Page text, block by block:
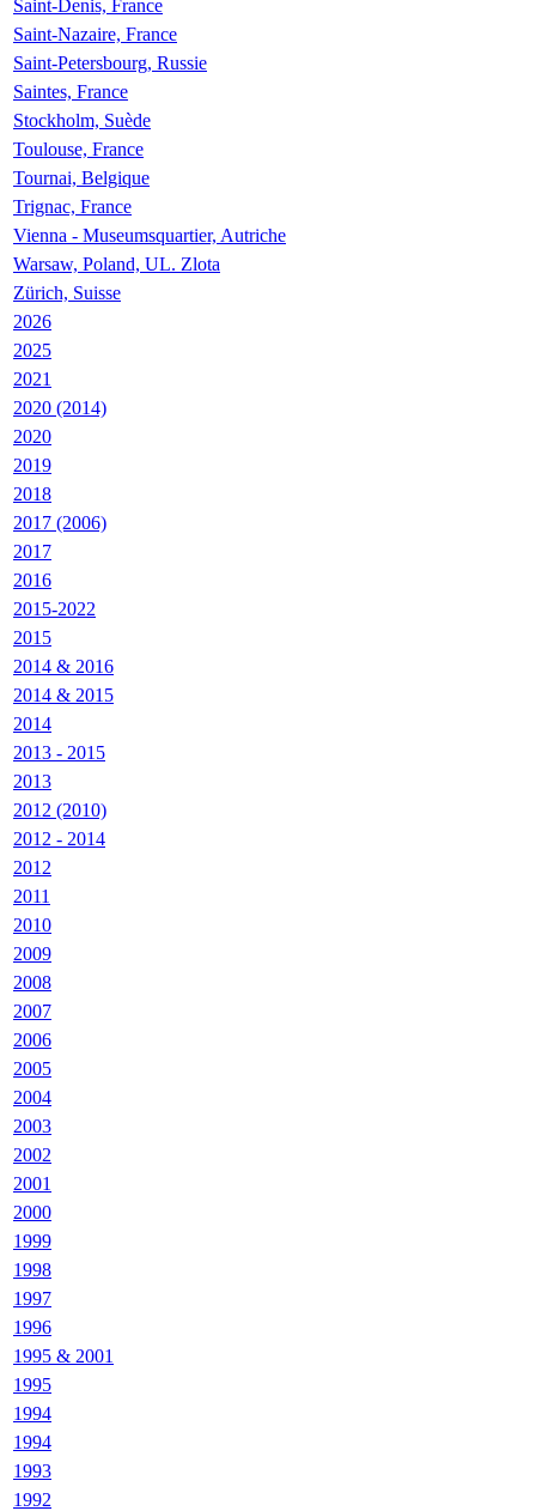
Saint-Denis, France
Saint-Nazaire, France
Saint-Petersbourg, Russie
Saintes, France
Stockholm, Suède
Toulouse, France
Tournai, Belgique
Trignac, France
Vienna - Museumsquartier, Autriche
Warsaw, Poland, UL. Zlota
Zürich, Suisse
2026
2025
2021
2020 (2014)
2020
2019
2018
2017 (2006)
2017
2016
2015-2022
2015
2014 & 2016
2014 & 2015
2014
2013 - 2015
2013
2012 (2010)
2012 - 2014
2012
2011
2010
2009
2008
2007
2006
2005
2004
2003
2002
2001
2000
1999
1998
1997
1996
1995 & 2001
1995
1994
1994
1993
1992